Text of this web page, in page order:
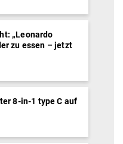
„Leonardo
zu essen – jetzt
8-in-1 type C auf